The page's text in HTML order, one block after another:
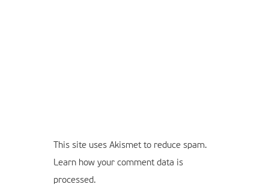
This site uses Akismet to reduce spam.
Learn how your comment data is
processed.